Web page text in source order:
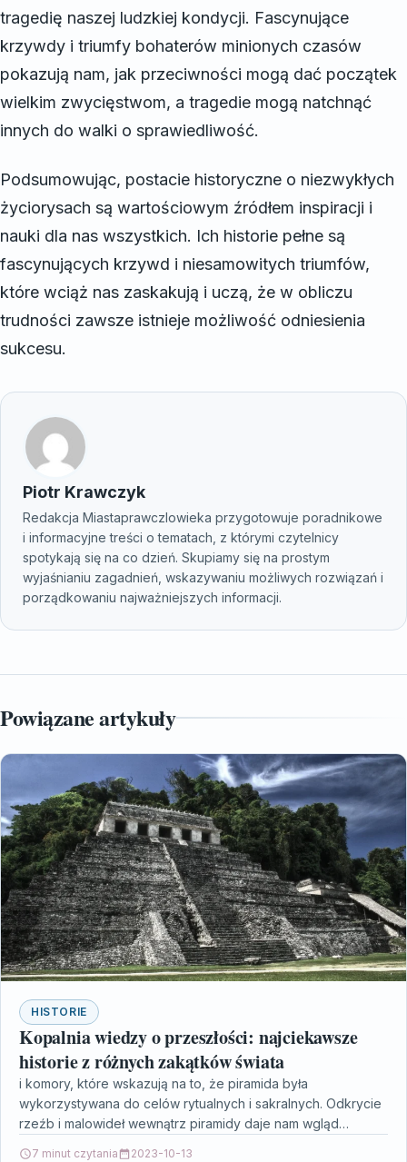
tragedię naszej ludzkiej kondycji. Fascynujące
krzywdy i triumfy bohaterów minionych czasów
pokazują nam, jak przeciwności mogą dać początek
wielkim zwycięstwom, a tragedie mogą natchnąć
innych do walki o sprawiedliwość.
Podsumowując, postacie historyczne o niezwykłych
życiorysach są wartościowym źródłem inspiracji i
nauki dla nas wszystkich. Ich historie pełne są
fascynujących krzywd i niesamowitych triumfów,
które wciąż nas zaskakują i uczą, że w obliczu
trudności zawsze istnieje możliwość odniesienia
sukcesu.
Piotr Krawczyk
Redakcja Miastaprawczlowieka przygotowuje poradnikowe
i informacyjne treści o tematach, z którymi czytelnicy
spotykają się na co dzień. Skupiamy się na prostym
wyjaśnianiu zagadnień, wskazywaniu możliwych rozwiązań i
porządkowaniu najważniejszych informacji.
Powiązane artykuły
HISTORIE
Kopalnia wiedzy o przeszłości: najciekawsze
historie z różnych zakątków świata
i komory, które wskazują na to, że piramida była
wykorzystywana do celów rytualnych i sakralnych. Odkrycie
rzeźb i malowideł wewnątrz piramidy daje nam wgląd…
7 minut czytania 2023-10-13